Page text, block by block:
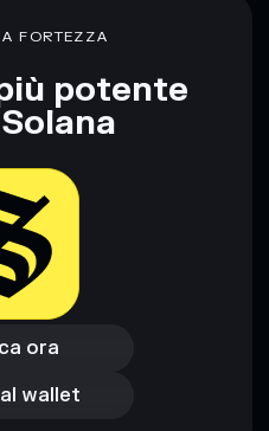
FORTEZZA
potente
ora
ora
wallet
wallet